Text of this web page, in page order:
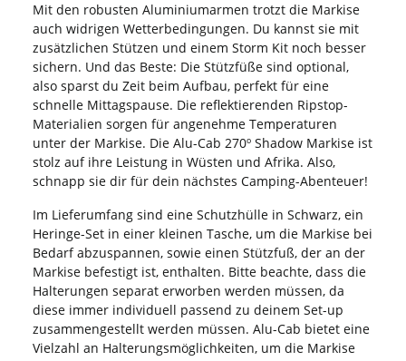
Mit den robusten Aluminiumarmen trotzt die Markise
auch widrigen Wetterbedingungen. Du kannst sie mit
zusätzlichen Stützen und einem Storm Kit noch besser
sichern. Und das Beste: Die Stützfüße sind optional,
also sparst du Zeit beim Aufbau, perfekt für eine
schnelle Mittagspause. Die reflektierenden Ripstop-
Materialien sorgen für angenehme Temperaturen
unter der Markise. Die Alu-Cab 270º Shadow Markise ist
stolz auf ihre Leistung in Wüsten und Afrika. Also,
schnapp sie dir für dein nächstes Camping-Abenteuer!
Im Lieferumfang sind eine Schutzhülle in Schwarz, ein
Heringe-Set in einer kleinen Tasche, um die Markise bei
Bedarf abzuspannen, sowie einen Stützfuß, der an der
Markise befestigt ist, enthalten. Bitte beachte, dass die
Halterungen separat erworben werden müssen, da
diese immer individuell passend zu deinem Set-up
zusammengestellt werden müssen. Alu-Cab bietet eine
Vielzahl an Halterungsmöglichkeiten, um die Markise